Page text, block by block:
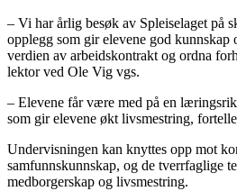
– Vi har årlig besøk av Spleiselaget på
opplegg som gir elevene god kunnskap
verdien av arbeidskontrakt og ordna
lektor ved Ole Vig vgs.
– Elevene får være med på en
som gir elevene økt livsmestring,
Undervisningen kan knyttes opp mot
samfunnskunnskap, og de tverrfaglige
medborgerskap og livsmestring.